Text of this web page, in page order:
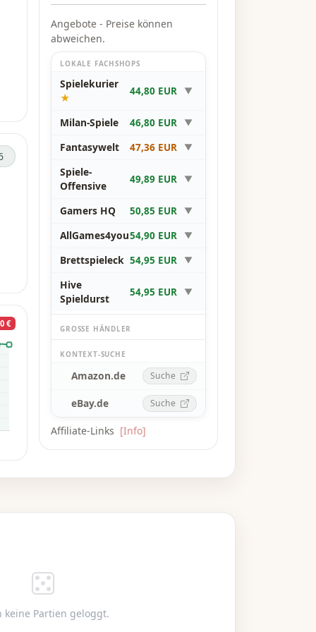
€
Angebote - Preise können
abweichen.
LOKALE FACHSHOPS
Spielekurier
★
44,80 EUR ▼
Milan-Spiele 46,80 EUR ▼
Fantasywelt 47,36 EUR ▼
Spiele-
Offensive
49,89 EUR ▼
Gamers HQ 50,85 EUR ▼
AllGames4you54,90 EUR ▼
Brettspieleck 54,95 EUR ▼
Hive
Spieldurst
54,95 EUR ▼
GROSSE HÄNDLER
KONTEXT-SUCHE
Amazon.de Suche
eBay.de Suche
Affiliate-Links [Info]
keine Partien geloggt.